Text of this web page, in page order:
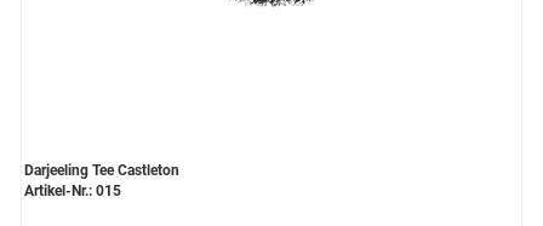
Darjeeling Tee Castleton
Artikel-Nr.: 015